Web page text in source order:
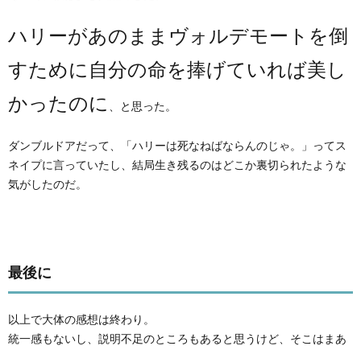
ハリーがあのままヴォルデモートを倒
すために自分の命を捧げていれば美し
かったのに
、と思った。
ダンブルドアだって、「ハリーは死なねばならんのじゃ。」ってス
ネイプに言っていたし、結局生き残るのはどこか裏切られたような
気がしたのだ。
最後に
以上で大体の感想は終わり。
統一感もないし、説明不足のところもあると思うけど、そこはまあ